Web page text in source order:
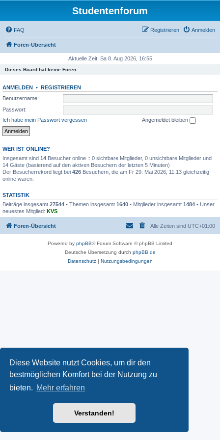
Diese Website nutzt Cookies, um dir den
bestmöglichen Komfort bei der Nutzung zu
bieten. Mehr erfahren
Verstanden!
Studentenforum
FAQ Anmelden
Registrieren
Foren-Übersicht
Aktuelle Zeit: Sa 8. Aug 2026, 16:55
Dieses Board hat keine Foren.
ANMELDEN • REGISTRIEREN
Benutzername:
Passwort:
Ich habe mein Passwort vergessen
Angemeldet bleiben
WER IST ONLINE?
Insgesamt sind 14 Besucher online :: 0 sichtbare Mitglieder, 0 unsichtbare Mitglieder und
14 Gäste (basierend auf den aktiven Besuchern der letzten 5 Minuten)
Der Besucherrekord liegt bei 426 Besuchern, die am Fr 29. Mai 2026, 11:13 gleichzeitig
online waren.
STATISTIK
Beiträge insgesamt 27544 • Themen insgesamt 1640 • Mitglieder insgesamt 1484 • Unser
neuestes Mitglied: KVS
Foren-Übersicht Alle Zeiten sind UTC+01:00
Powered by phpBB® Forum Software © phpBB Limited
Deutsche Übersetzung durch phpBB.de
Datenschutz| Nutzungsbedingungen